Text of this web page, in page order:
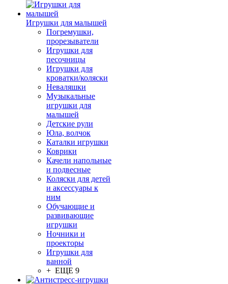
Игрушки для малышей
Погремушки,
прорезыватели
Игрушки для
песочницы
Игрушки для
кроватки/коляски
Неваляшки
Музыкальные
игрушки для
малышей
Детские рули
Юла, волчок
Каталки игрушки
Коврики
Качели напольные
и подвесные
Коляски для детей
и аксессуары к
ним
Обучающие и
развивающие
игрушки
Ночники и
проекторы
Игрушки для
ванной
+ ЕЩЕ 9